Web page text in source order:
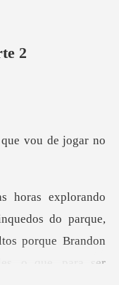
2
vou de
do parque,
porque Brando